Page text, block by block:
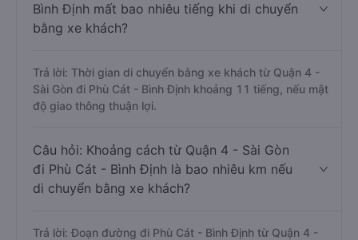
Bình Định mất bao nhiêu tiếng khi di chuyển
bằng xe khách?
Trả lời: Thời gian di chuyển bằng xe khách từ Quận 4 -
Sài Gòn đi Phù Cát - Bình Định khoảng 11 tiếng, nếu mật
độ giao thông thuận lợi.
Câu hỏi: Khoảng cách từ Quận 4 - Sài Gòn
đi Phù Cát - Bình Định là bao nhiêu km nếu
di chuyển bằng xe khách?
Trả lời: Đoạn đường đi Phù Cát - Bình Định từ Quận 4 -